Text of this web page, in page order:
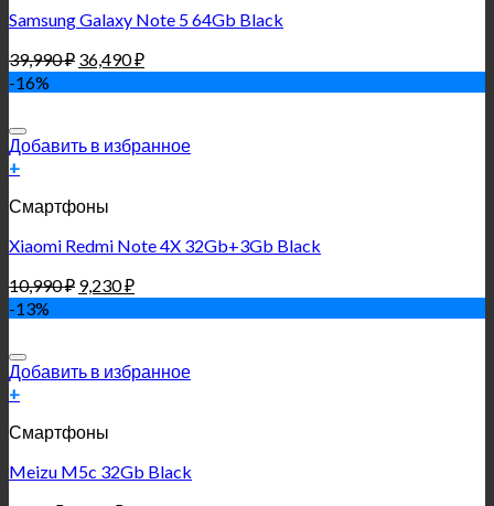
Samsung Galaxy Note 5 64Gb Black
39,990₽ 36,490₽
-16%
Добавить в избранное
+
Смартфоны
Xiaomi Redmi Note 4X 32Gb+3Gb Black
10,990₽ 9,230₽
-13%
Добавить в избранное
+
Смартфоны
Meizu M5c 32Gb Black